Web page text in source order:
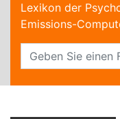
Lexikon der
Emissions-